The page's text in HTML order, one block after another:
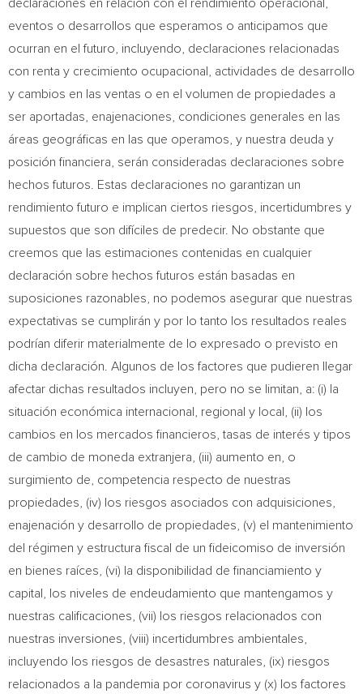
declaraciones en relación con el rendimiento operacional,
eventos o desarrollos que esperamos o anticipamos que
ocurran en el futuro, incluyendo, declaraciones relacionadas
con renta y crecimiento ocupacional, actividades de desarrollo
y cambios en las ventas o en el volumen de propiedades a
ser aportadas, enajenaciones, condiciones generales en las
áreas geográficas en las que operamos, y nuestra deuda y
posición financiera, serán consideradas declaraciones sobre
hechos futuros. Estas declaraciones no garantizan un
rendimiento futuro e implican ciertos riesgos, incertidumbres y
supuestos que son difíciles de predecir. No obstante que
creemos que las estimaciones contenidas en cualquier
declaración sobre hechos futuros están basadas en
suposiciones razonables, no podemos asegurar que nuestras
expectativas se cumplirán y por lo tanto los resultados reales
podrían diferir materialmente de lo expresado o previsto en
dicha declaración. Algunos de los factores que pudieren llegar
afectar dichas resultados incluyen, pero no se limitan, a: (i) la
situación económica internacional, regional y local, (ii) los
cambios en los mercados financieros, tasas de interés y tipos
de cambio de moneda extranjera, (iii) aumento en, o
surgimiento de, competencia respecto de nuestras
propiedades, (iv) los riesgos asociados con adquisiciones,
enajenación y desarrollo de propiedades, (v) el mantenimiento
del régimen y estructura fiscal de un fideicomiso de inversión
en bienes raíces, (vi) la disponibilidad de financiamiento y
capital, los niveles de endeudamiento que mantengamos y
nuestras calificaciones, (vii) los riesgos relacionados con
nuestras inversiones, (viii) incertidumbres ambientales,
incluyendo los riesgos de desastres naturales, (ix) riesgos
relacionados a la pandemia por coronavirus y (x) los factores